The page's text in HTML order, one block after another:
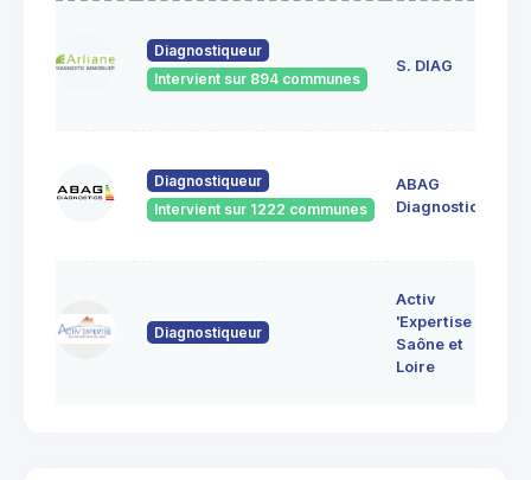
Diagnostiqueur
Intervient sur 894 communes
S. DIAG
Diagnostiqueur
Intervient sur 1222 communes
ABAG
Diagnostics
Diagnostiqueur
Activ
'Expertise
Saône et
Loire